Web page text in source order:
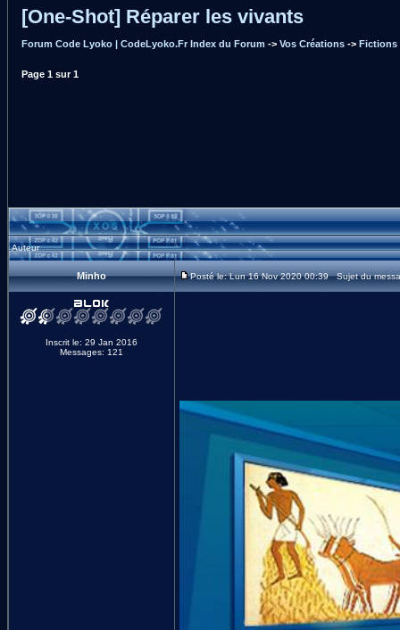
[One-Shot] Réparer les vivants
Forum Code Lyoko | CodeLyoko.Fr Index du Forum -> Vos Créations -> Fictions
Page 1 sur1
Auteur
Minho Posté le: Lun 16 Nov 2020 00:39 Sujet du
Inscrit le: 29 Jan 2016
Messages: 121